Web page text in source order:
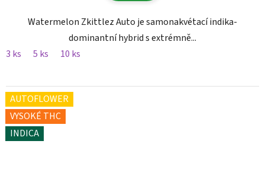
Watermelon Zkittlez Auto je samonakvétací indika-
dominantní hybrid s extrémně...
3 ks
5 ks 10 ks
AUTOFLOWER
VYSOKÉ THC
INDICA